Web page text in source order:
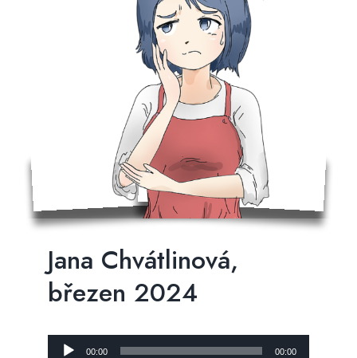
Jana Chvátlinová,
březen 2024
Audio
00:00 00:00